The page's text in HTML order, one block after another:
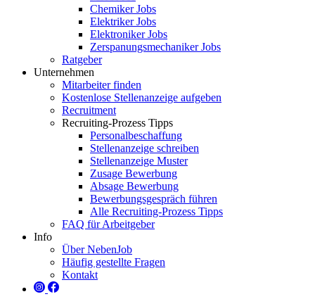
Chemiker Jobs
Elektriker Jobs
Elektroniker Jobs
Zerspanungsmechaniker Jobs
Ratgeber
Unternehmen
Mitarbeiter finden
Kostenlose Stellenanzeige aufgeben
Recruitment
Recruiting-Prozess Tipps
Personalbeschaffung
Stellenanzeige schreiben
Stellenanzeige Muster
Zusage Bewerbung
Absage Bewerbung
Bewerbungsgespräch führen
Alle Recruiting-Prozess Tipps
FAQ für Arbeitgeber
Info
Über NebenJob
Häufig gestellte Fragen
Kontakt